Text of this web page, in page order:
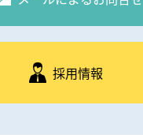
採用情報